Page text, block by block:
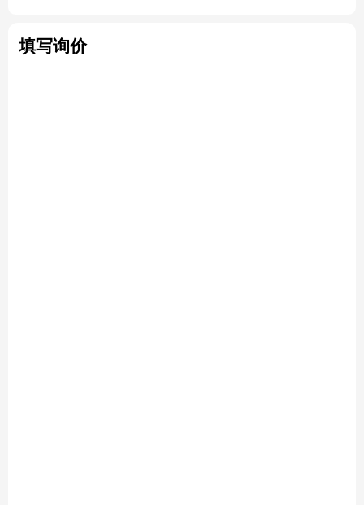
填写询价